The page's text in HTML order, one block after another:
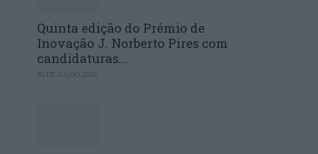
Quinta edição do Prémio de
Inovação J. Norberto Pires com
candidaturas...
30 DE JULHO, 2026